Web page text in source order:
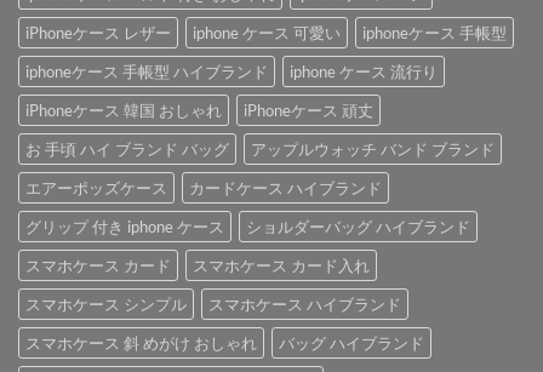
iPhoneケース レザー
iphone ケース 可愛い
iphoneケース 手帳型
iphoneケース 手帳型 ハイブランド
iphone ケース 流行り
iPhoneケース 韓国 おしゃれ
iPhoneケース 頑丈
お 手頃 ハイ ブランド バッグ
アップルウォッチ バンド ブランド
エアーポッズケース
カードケース ハイブランド
グリップ 付き iphone ケース
ショルダーバッグ ハイブランド
スマホケース カード
スマホケース カード入れ
スマホケース シンプル
スマホケース ハイブランド
スマホケース 斜 めがけ おしゃれ
バッグ ハイブランド